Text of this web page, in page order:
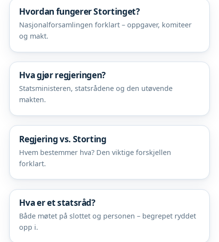
Hvordan fungerer Stortinget?
Nasjonalforsamlingen forklart – oppgaver, komiteer
og makt.
Hva gjør regjeringen?
Statsministeren, statsrådene og den utøvende
makten.
Regjering vs. Storting
Hvem bestemmer hva? Den viktige forskjellen
forklart.
Hva er et statsråd?
Både møtet på slottet og personen – begrepet ryddet
opp i.